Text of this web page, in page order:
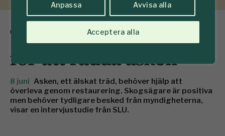
Anpassa Avvisa alla
Acceptera alla
Tydliga regler krävs
för att rädda asken
8 juni Asken, ett älskat träd, behöver hjälp att
överleva genom restaurering. Skogsägare är positiva
men behöver tydligare besked från myndigheterna,
visar en intervjustudie från SLU.